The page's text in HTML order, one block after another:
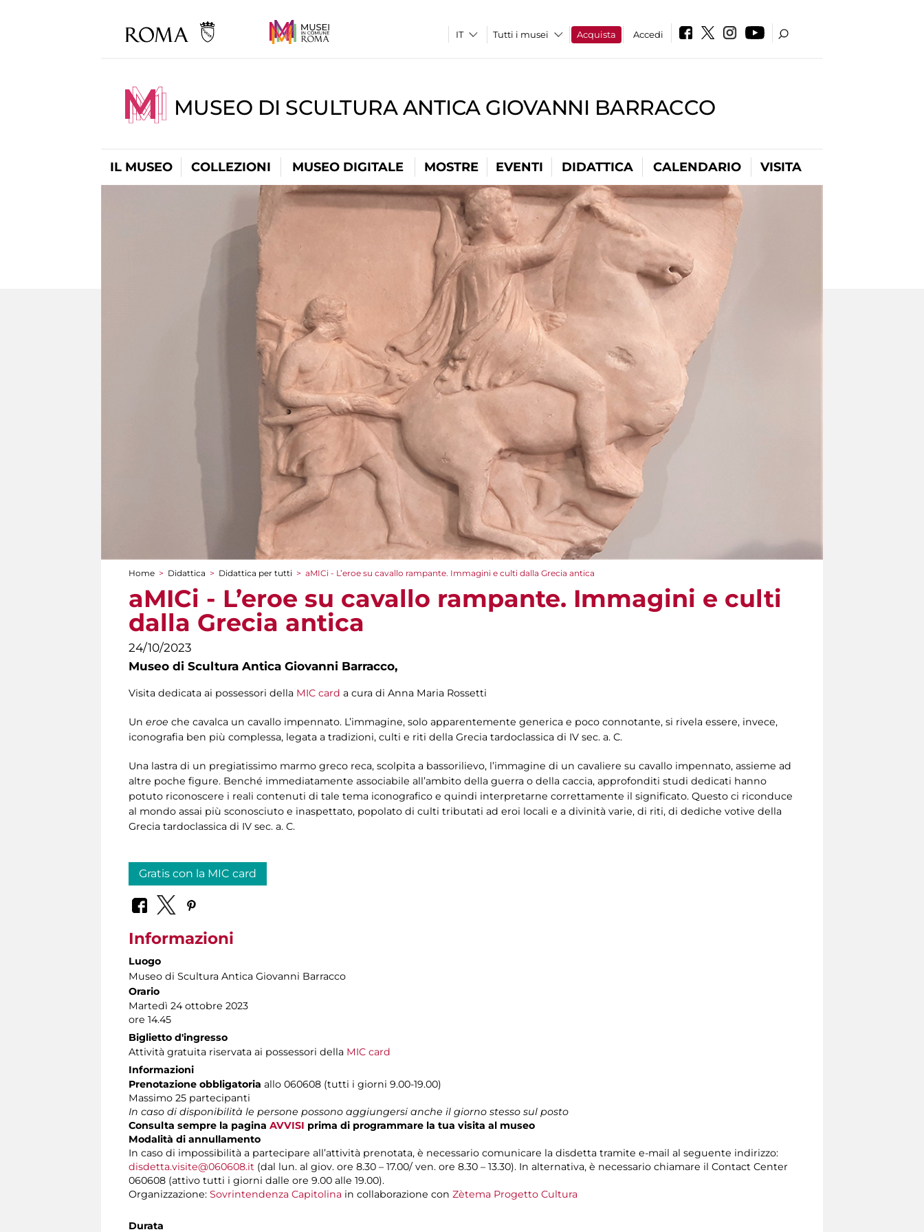
Tutti i musei Acquista Accedi
MUSEO DI SCULTURA ANTICA GIOVANNI BARRACCO
IL MUSEO COLLEZIONI MUSEO DIGITALE MOSTRE EVENTI DIDATTICA CALENDARIO VISITA
Tu sei qui
Home > Didattica > Didattica per tutti > aMICi - L’eroe su cavallo rampante. Immagini e culti dalla Grecia antica
aMICi - L’eroe su cavallo rampante. Immagini e culti
dalla Grecia antica
24/10/2023
Museo di Scultura Antica Giovanni Barracco,
Visita dedicata ai possessori della MIC card a cura di Anna Maria Rossetti
Un eroe che cavalca un cavallo impennato. L’immagine, solo apparentemente generica e poco connotante, si rivela essere, invece,
iconografia ben più complessa, legata a tradizioni, culti e riti della Grecia tardoclassica di IV sec. a. C.
Una lastra di un pregiatissimo marmo greco reca, scolpita a bassorilievo, l’immagine di un cavaliere su cavallo impennato, assieme ad
altre poche figure. Benché immediatamente associabile all’ambito della guerra o della caccia, approfonditi studi dedicati hanno
potuto riconoscere i reali contenuti di tale tema iconografico e quindi interpretarne correttamente il significato. Questo ci riconduce
al mondo assai più sconosciuto e inaspettato, popolato di culti tributati ad eroi locali e a divinità varie, di riti, di dediche votive della
Grecia tardoclassica di IV sec. a. C.
Gratis con la MIC card
Informazioni
Luogo
Museo di Scultura Antica Giovanni Barracco
Orario
Martedì 24 ottobre 2023
ore 14.45
Biglietto d'ingresso
Attività gratuita riservata ai possessori della MIC card
Informazioni
Prenotazione obbligatoria allo 060608 (tutti i giorni 9.00-19.00)
Massimo 25 partecipanti
In caso di disponibilità le persone possono aggiungersi anche il giorno stesso sul posto
Consulta sempre la pagina AVVISI prima di programmare la tua visita al museo
Modalità di annullamento
In caso di impossibilità a partecipare all’attività prenotata, è necessario comunicare la disdetta tramite e-mail al seguente indirizzo:
disdetta.visite@060608.it (dal lun. al giov. ore 8.30 – 17.00/ ven. ore 8.30 – 13.30). In alternativa, è necessario chiamare il Contact Center
060608 (attivo tutti i giorni dalle ore 9.00 alle 19.00).
Organizzazione: Sovrintendenza Capitolina in collaborazione con Zètema Progetto Cultura
Durata